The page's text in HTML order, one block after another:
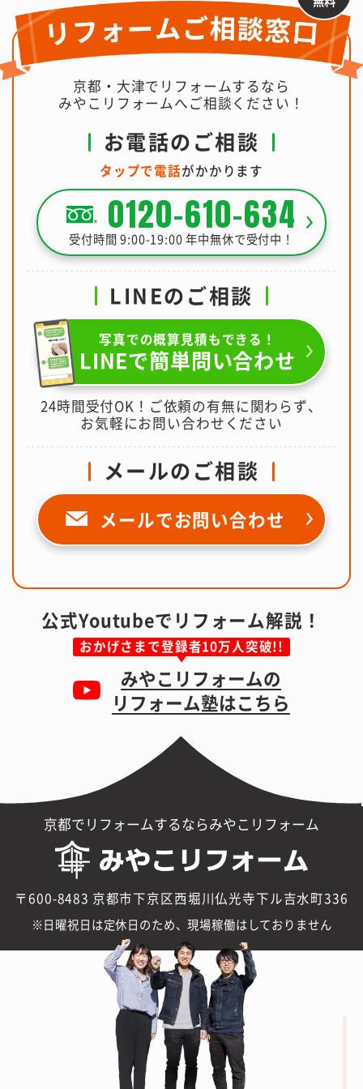
京都・大津でリフォームするなら
みやこリフォームへご相談ください！
お電話のご相談
タップで電話がかかります
0120-610-634
受付時間 9:00-19:00 年中無休で受付中！
LINEのご相談
写真での概算見積もできる！
LINEで簡単問い合わせ
24時間受付OK！ご依頼の有無に関わらず、
お気軽にお問い合わせください
メールのご相談
メールでお問い合わせ
公式Youtubeでリフォーム解説！
おかげさまで登録者10万人突破!!
みやこリフォームの
リフォーム塾はこちら
京都でリフォームするならみやこリフォーム
〒600-8483 京都市下京区西堀川仏光寺下ル吉水町336
日曜祝日は定休日のため、現場稼働はしておりません